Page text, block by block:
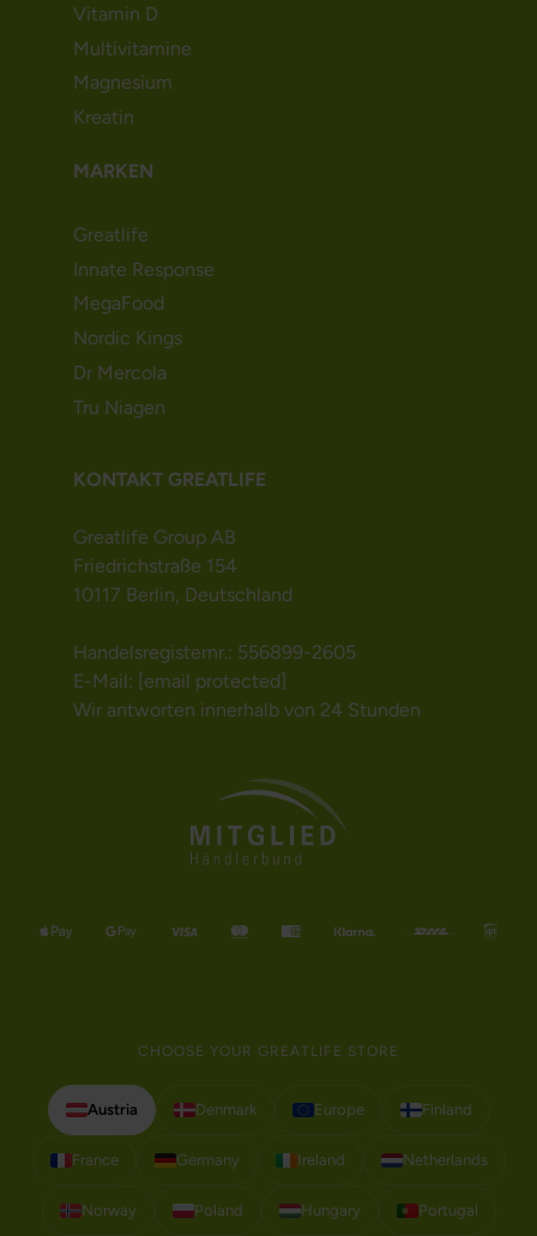
Vitamin D
Multivitamine
Magnesium
Kreatin
MARKEN
Greatlife
Innate Response
MegaFood
Nordic Kings
Dr Mercola
Tru Niagen
KONTAKT GREATLIFE
Greatlife Group AB
Friedrichstraße 154
10117 Berlin, Deutschland
Handelsregisternr.: 556899-2605
E-Mail: [email protected]
Wir antworten innerhalb von 24 Stunden
CHOOSE YOUR GREATLIFE STORE
Austria Denmark Europe Finland
France Germany Ireland Netherlands
Norway Poland Hungary Portugal